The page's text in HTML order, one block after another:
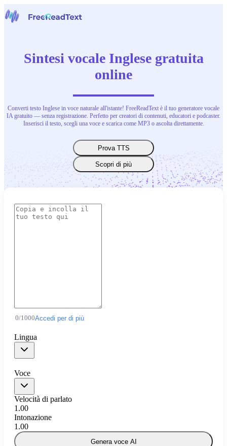
Strumenti
Italiano
Sintesi vocale Inglese gratuita
online
Converti testo Inglese in voce naturale all'istante! FreeReadText è il tuo generatore vocale
IA gratuito — senza registrazione. Perfetto per creatori di contenuti, educatori e podcaster.
Inserisci il testo, scegli una voce e scarica come MP3 o ascolta direttamente.
Prova TTS
Scopri di più
0/1000Accedi per di più
Lingua
Voce
Velocità di parlato
1.00
Intonazione
1.00
Genera voce AI